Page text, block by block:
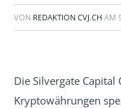
VON REDAKTION CVJ.CH AM
Die Silvergate
Kryptowährungen